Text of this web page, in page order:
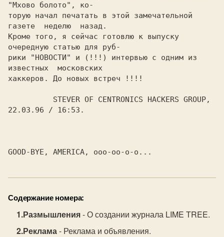
"Мхово болото", ко-
торую начал печатать в этой замечательной
газете  неделю  назад.
Кроме того, я сейчас готовлю к выпуску
очередную статью для руб-
рики "НОВОСТИ" и (!!!) интервью с одним из
известных  московских
хаккеров. До новых встреч !!!!
22.03.96 / 16:53.
Содержание номера:
Размышления- О создании журнала LIME TREE.
Реклама- Реклама и объявления.